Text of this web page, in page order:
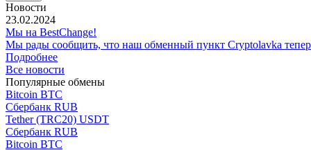
Новости
23.02.2024
Мы на BestChange!
Мы рады сообщить, что наш обменный пункт Cryptolavka
Подробнее
Все новости
Популярные обмены
Bitcoin BTC
Сбербанк RUB
Tether (TRC20) USDT
Сбербанк RUB
Bitcoin BTC